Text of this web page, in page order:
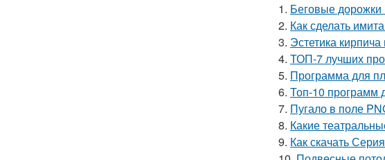
1. Беговые дорожки
2. Как сделать
3. Эстетика
4. ТОП-7 лучших
5. Программа для
6. Топ-10 программ
7. Пугало в поле
8. Какие
9. Как скачать